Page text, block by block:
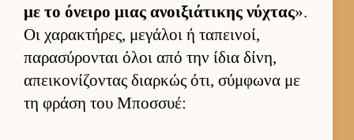
με το όνειρο μιας ανοι­ξιάτικης νύχτας».
Οι χαρακτήρες, μεγάλοι ή ταπει­νοί,
παρασύρονται όλοι από την ίδια δίνη,
απει­κονίζοντας διαρ­κώς ότι, σύμ­φωνα με
τη φράση του Μποσ­συέ: